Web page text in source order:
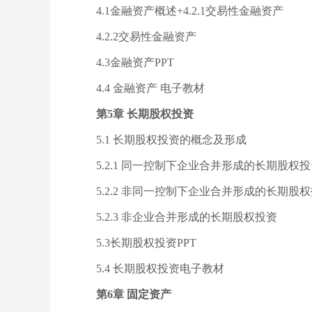
4.1金融资产概述+4.2.1交易性金融资产
4.2.2交易性金融资产
4.3金融资产PPT
4.4 金融资产 电子教材
第5章 长期股权投资
5.1 长期股权投资的概念及形成
5.2.1 同一控制下企业合并形成的长期股权
5.2.2 非同一控制下企业合并形成的长期股
5.2.3 非企业合并形成的长期股权投资
5.3长期股权投资PPT
5.4 长期股权投资电子教材
第6章 固定资产